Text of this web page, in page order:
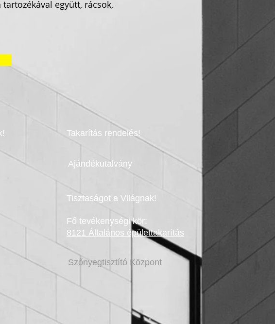
együtt, rácsok,
Takarítás rendelés!
Ajándékutalvány
Fő tevékenységi kör:
8121 Általános épülettakarítás
Tisztaságot a Világnak!
Szőnyegtisztító Központ